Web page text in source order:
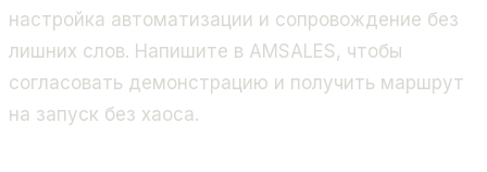
настройка автоматизации и сопровождение без
лишних слов. Напишите в AMSALES, чтобы
согласовать демонстрацию и получить маршрут
на запуск без хаоса.